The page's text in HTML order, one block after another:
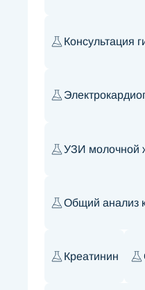
Консультация
УЗИ молочной
Общий анализ
Креатинин